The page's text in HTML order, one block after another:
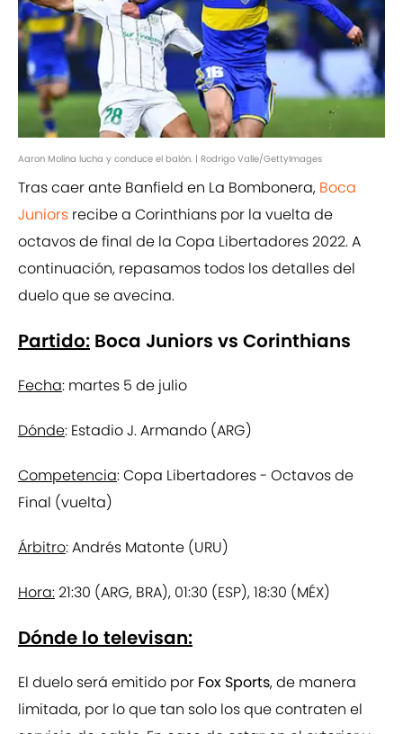
Aaron Molina lucha y conduce el balón. | Rodrigo Valle/GettyImages
Tras caer ante Banfield en La Bombonera, Boca
Juniors recibe a Corinthians por la vuelta de
octavos de final de la Copa Libertadores 2022. A
continuación, repasamos todos los detalles del
duelo que se avecina.
Partido: Boca Juniors vs Corinthians
Fecha: martes 5 de julio
Dónde: Estadio J. Armando (ARG)
Competencia: Copa Libertadores - Octavos de
Final (vuelta)
Árbitro: Andrés Matonte (URU)
Hora:21:30 (ARG, BRA), 01:30 (ESP), 18:30 (MÉX)
Dónde lo televisan:
El duelo será emitido por Fox Sports, de manera
limitada, por lo que tan solo los que contraten el